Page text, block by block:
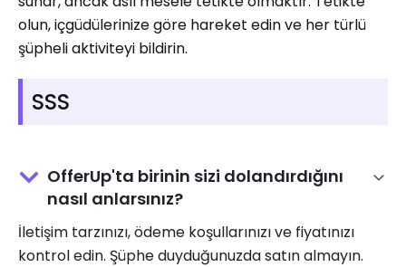
olun, içgüdülerinize göre hareket edin ve her türlü
şüpheli aktiviteyi bildirin.
SSS
OfferUp'ta birinin sizi dolandırdığını
nasıl anlarsınız?
İletişim tarzınızı, ödeme koşullarınızı ve fiyatınızı
kontrol edin. Şüphe duyduğunuzda satın almayın.